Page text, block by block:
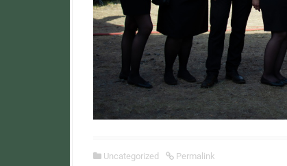
Uncategorized Permalink